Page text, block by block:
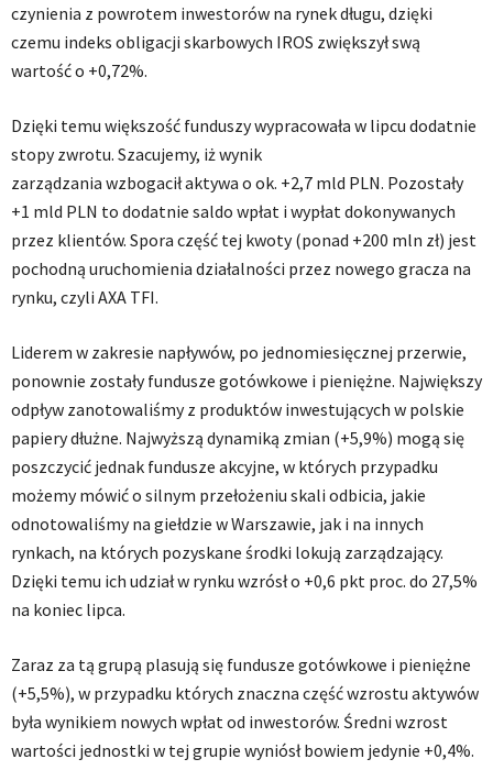
czynienia z powrotem inwestorów na rynek długu, dzięki
czemu indeks obligacji skarbowych IROS zwiększył swą
wartość o +0,72%.
Dzięki temu większość funduszy wypracowała w lipcu dodatnie
stopy zwrotu. Szacujemy, iż wynik
zarządzania wzbogacił aktywa o ok. +2,7 mld PLN. Pozostały
+1 mld PLN to dodatnie saldo wpłat i wypłat dokonywanych
przez klientów. Spora część tej kwoty (ponad +200 mln zł) jest
pochodną uruchomienia działalności przez nowego gracza na
rynku, czyli AXA TFI.
Liderem w zakresie napływów, po jednomiesięcznej przerwie,
ponownie zostały fundusze gotówkowe i pieniężne. Największy
odpływ zanotowaliśmy z produktów inwestujących w polskie
papiery dłużne. Najwyższą dynamiką zmian (+5,9%) mogą się
poszczycić jednak fundusze akcyjne, w których przypadku
możemy mówić o silnym przełożeniu skali odbicia, jakie
odnotowaliśmy na giełdzie w Warszawie, jak i na innych
rynkach, na których pozyskane środki lokują zarządzający.
Dzięki temu ich udział w rynku wzrósł o +0,6 pkt proc. do 27,5%
na koniec lipca.
Zaraz za tą grupą plasują się fundusze gotówkowe i pieniężne
(+5,5%), w przypadku których znaczna część wzrostu aktywów
była wynikiem nowych wpłat od inwestorów. Średni wzrost
wartości jednostki w tej grupie wyniósł bowiem jedynie +0,4%.